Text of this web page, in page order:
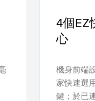
4個EZ
心
機身前端
家快速選
鍵；於已